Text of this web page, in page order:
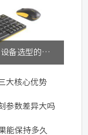
激光打标机：金属与非金属材料打标，设备选型的关键差异
大核心优势
参数差异大吗
能保持多久